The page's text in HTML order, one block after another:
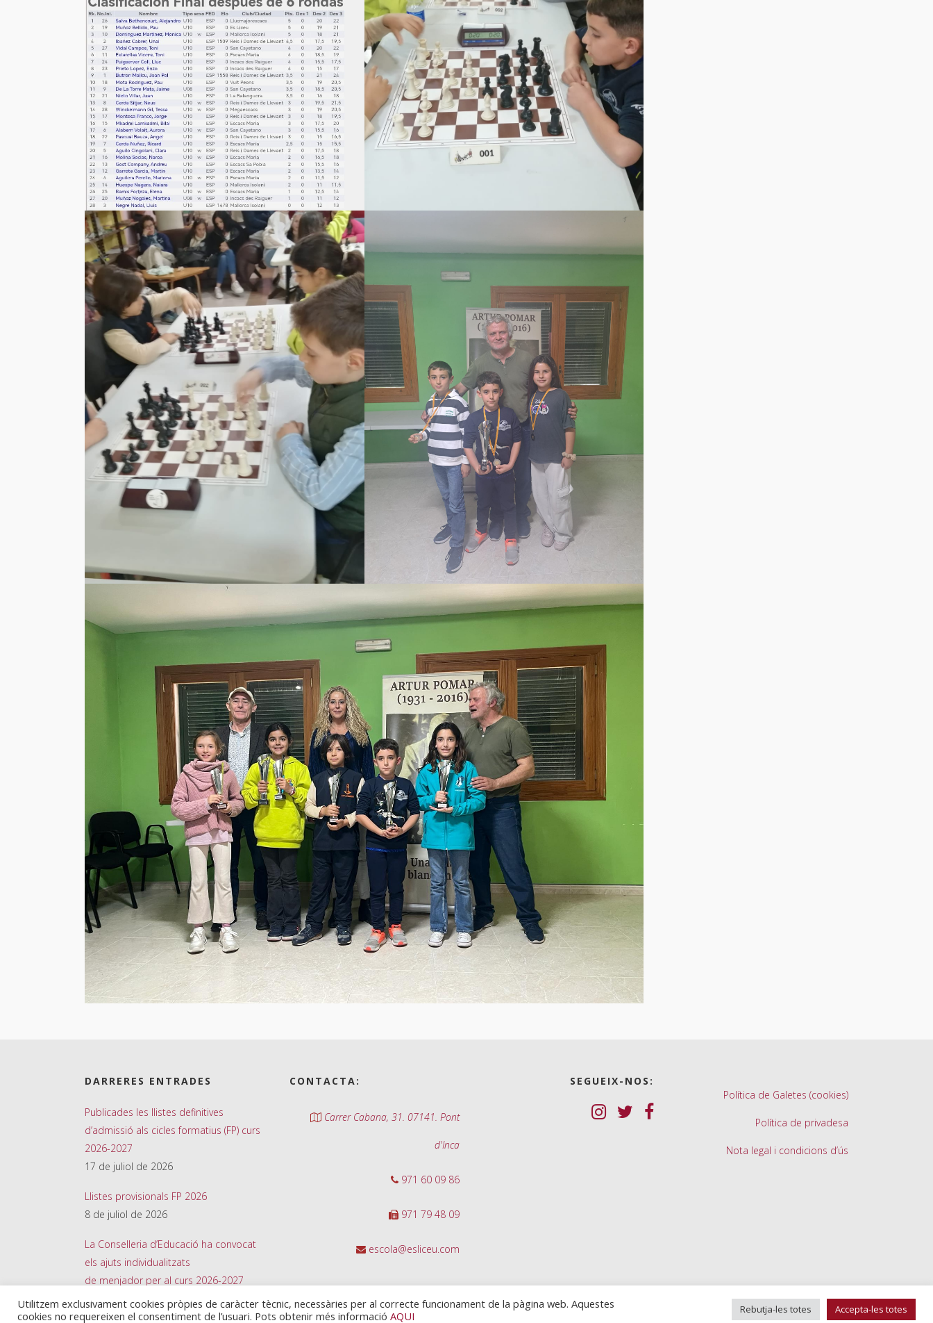
DARRERES ENTRADES
Publicades les llistes definitives
d’admissió als cicles formatius (FP) curs
2026-2027
17 de juliol de 2026
Llistes provisionals FP 2026
8 de juliol de 2026
La Conselleria d’Educació ha convocat
els ajuts individualitzats
de menjador per al curs 2026-2027
26 de juny de 2026
CONTACTA:
Carrer Cabana, 31. 07141. Pont
d'Inca
971 60 09 86
971 79 48 09
escola@esliceu.com
SEGUEIX-NOS:
Política de Galetes (cookies)
Política de privadesa
Nota legal i condicions d’ús
Utilitzem exclusivament cookies pròpies de caràcter tècnic, necessàries per al correcte funcionament de la pàgina web. Aquestes
cookies no requereixen el consentiment de l’usuari. Pots obtenir més informació AQUI Rebutja-les totes Accepta-les totes